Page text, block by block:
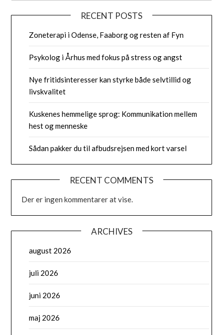
RECENT POSTS
Zoneterapi i Odense, Faaborg og resten af Fyn
Psykolog i Århus med fokus på stress og angst
Nye fritidsinteresser kan styrke både selvtillid og
livskvalitet
Kuskenes hemmelige sprog: Kommunikation mellem
hest og menneske
Sådan pakker du til afbudsrejsen med kort varsel
RECENT COMMENTS
Der er ingen kommentarer at vise.
ARCHIVES
august 2026
juli 2026
juni 2026
maj 2026